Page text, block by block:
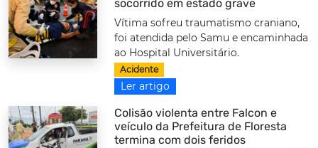
socorrido em estado grave
Vítima sofreu traumatismo craniano,
foi atendida pelo Samu e encaminhada
ao Hospital Universitário.
Acidente
Ler artigo
Colisão violenta entre Falcon e
veículo da Prefeitura de Floresta
termina com dois feridos